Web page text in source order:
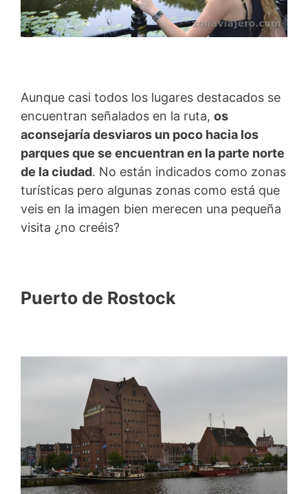
Aunque casi todos los lugares destacados se
encuentran señalados en la ruta, os
aconsejaría desviaros un poco hacia los
parques que se encuentran en la parte norte
de la ciudad. No están indicados como zonas
turísticas pero algunas zonas como está que
veis en la imagen bien merecen una pequeña
visita ¿no creéis?
Puerto de Rostock